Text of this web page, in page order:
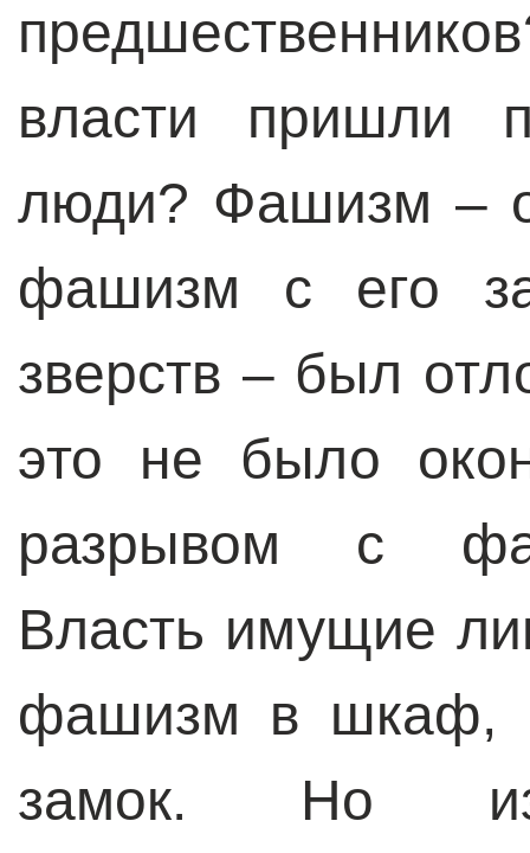
власти пришли
люди? Фашизм –
фашизм с его
зверств – был
это не было
разрывом с
Власть имущие
фашизм в шкаф,
замок. Но